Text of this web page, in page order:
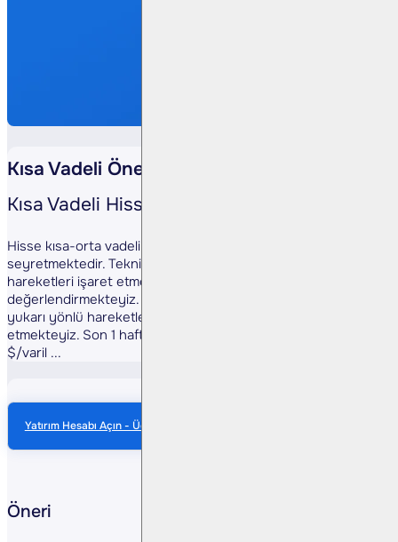
Kısa Vadeli Öneri - PETKM -06.09.2024
Kısa Vadeli Hisse Alım/Satım Önerisi
Hisse kısa-orta vadeli üssel ortalamarın üzerinde
seyretmektedir. Teknik göstergelerin yukarı yönlü
hareketleri işaret etmesini olumlu olarak
değerlendirmekteyiz. Hissede alımların artabileceğini,
yukarı yönlü hareketlerin görülebileceğini tahmin
etmekteyiz. Son 1 haftada brent petrol %5,21 azalarak 72.9
$/varil ...
Yatırım Hesabı Açın - Ücretsiz Anlık Veri
Öneri